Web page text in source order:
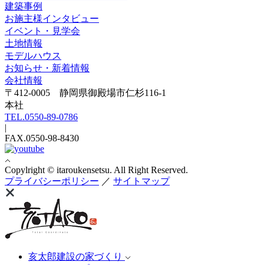
建築事例
お施主様インタビュー
イベント・見学会
土地情報
モデルハウス
お知らせ・新着情報
会社情報
〒412-0005 静岡県御殿場市仁杉116-1
本社
TEL.0550-89-0786
|
FAX.0550-98-8430
Copylright © itaroukensetsu. All Right Reserved.
プライバシーポリシー ／ サイトマップ
亥太郎建設の家づくり